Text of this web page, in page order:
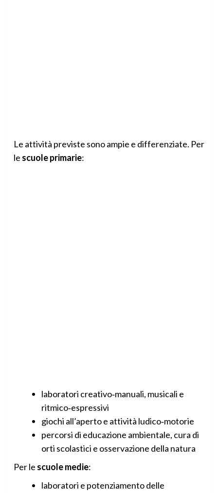
Le attività previste sono ampie e differenziate. Per
le scuole primarie:
laboratori creativo‑manuali, musicali e
ritmico‑espressivi
giochi all’aperto e attività ludico‑motorie
percorsi di educazione ambientale, cura di
orti scolastici e osservazione della natura
Per le scuole medie:
laboratori e potenziamento delle